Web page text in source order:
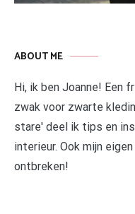
ABOUT ME
Hi, ik ben Joanne! Een
zwak voor zwarte
stare' deel ik tips en
interieur. Ook mijn
ontbreken!